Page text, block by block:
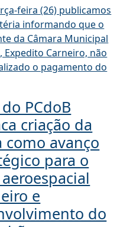
feira (26) publicamos
informando que o
da Câmara Municipal
Expedito Carneiro, não
o pagamento do
PCdoB
criação da
como avanço
para o
e
do